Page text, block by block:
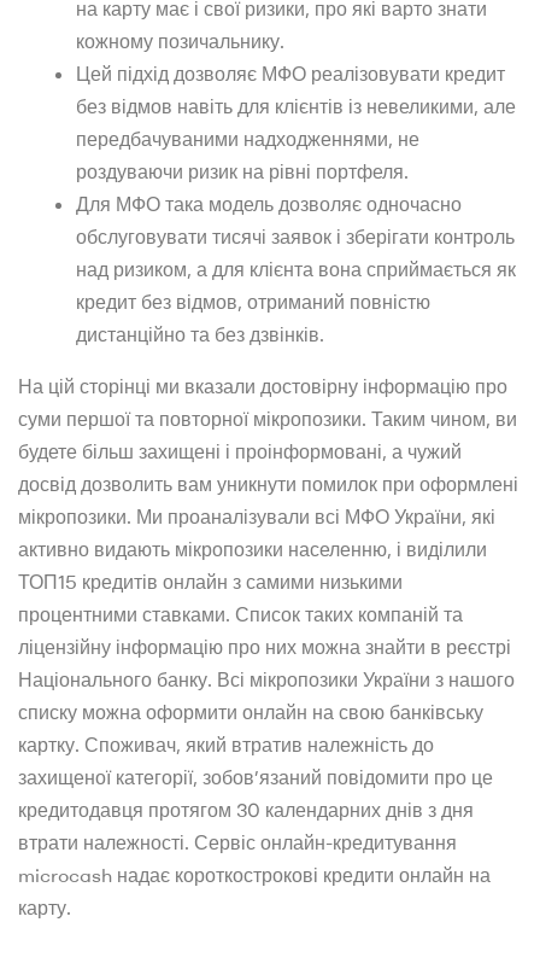
на карту має і свої ризики, про які варто знати
кожному позичальнику.
Цей підхід дозволяє МФО реалізовувати кредит
без відмов навіть для клієнтів із невеликими, але
передбачуваними надходженнями, не
роздуваючи ризик на рівні портфеля.
Для МФО така модель дозволяє одночасно
обслуговувати тисячі заявок і зберігати контроль
над ризиком, а для клієнта вона сприймається як
кредит без відмов, отриманий повністю
дистанційно та без дзвінків.
На цій сторінці ми вказали достовірну інформацію про
суми першої та повторної мікропозики. Таким чином, ви
будете більш захищені і проінформовані, а чужий
досвід дозволить вам уникнути помилок при оформлені
мікропозики. Ми проаналізували всі МФО України, які
активно видають мікропозики населенню, і виділили
ТОП15 кредитів онлайн з самими низькими
процентними ставками. Список таких компаній та
ліцензійну інформацію про них можна знайти в реєстрі
Національного банку. Всі мікропозики України з нашого
списку можна оформити онлайн на свою банківську
картку. Споживач, який втратив належність до
захищеної категорії, зобов’язаний повідомити про це
кредитодавця протягом 30 календарних днів з дня
втрати належності. Сервіс онлайн-кредитування
microcash надає короткострокові кредити онлайн на
карту.